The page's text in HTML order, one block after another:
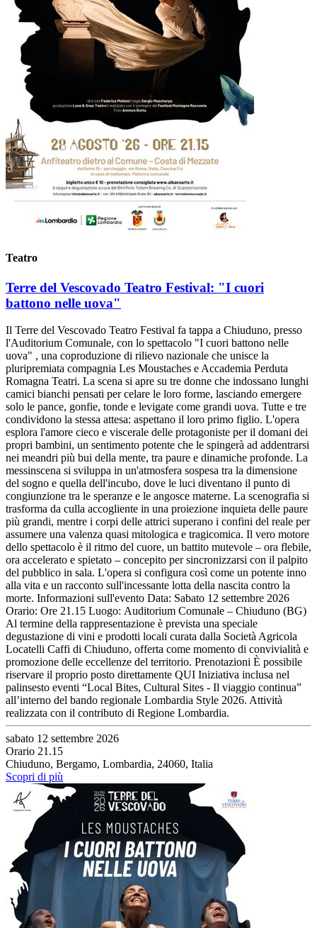
Teatro
Terre del Vescovado Teatro Festival: "I cuori
battono nelle uova"
Il Terre del Vescovado Teatro Festival fa tappa a Chiuduno, presso
l'Auditorium Comunale, con lo spettacolo "I cuori battono nelle
uova" , una coproduzione di rilievo nazionale che unisce la
pluripremiata compagnia Les Moustaches e Accademia Perduta
Romagna Teatri. La scena si apre su tre donne che indossano lunghi
camici bianchi pensati per celare le loro forme, lasciando emergere
solo le pance, gonfie, tonde e levigate come grandi uova. Tutte e tre
condividono la stessa attesa: aspettano il loro primo figlio. L'opera
esplora l'amore cieco e viscerale delle protagoniste per il domani dei
propri bambini, un sentimento potente che le spingerà ad addentrarsi
nei meandri più bui della mente, tra paure e dinamiche profonde. La
messinscena si sviluppa in un'atmosfera sospesa tra la dimensione
del sogno e quella dell'incubo, dove le luci diventano il punto di
congiunzione tra le speranze e le angosce materne. La scenografia si
trasforma da culla accogliente in una proiezione inquieta delle paure
più grandi, mentre i corpi delle attrici superano i confini del reale per
assumere una valenza quasi mitologica e tragicomica. Il vero motore
dello spettacolo è il ritmo del cuore, un battito mutevole – ora flebile,
ora accelerato e spietato – concepito per sincronizzarsi con il palpito
del pubblico in sala. L'opera si configura così come un potente inno
alla vita e un racconto sull'incessante lotta della nascita contro la
morte. Informazioni sull'evento Data: Sabato 12 settembre 2026
Orario: Ore 21.15 Luogo: Auditorium Comunale – Chiuduno (BG)
Al termine della rappresentazione è prevista una speciale
degustazione di vini e prodotti locali curata dalla Società Agricola
Locatelli Caffi di Chiuduno, offerta come momento di convivialità e
promozione delle eccellenze del territorio. Prenotazioni È possibile
riservare il proprio posto direttamente QUI Iniziativa inclusa nel
palinsesto eventi “Local Bites, Cultural Sites - Il viaggio continua”
all’interno del bando regionale Lombardia Style 2026. Attività
realizzata con il contributo di Regione Lombardia.
sabato 12 settembre 2026
Orario 21.15
Chiuduno, Bergamo, Lombardia, 24060, Italia
Scopri di più